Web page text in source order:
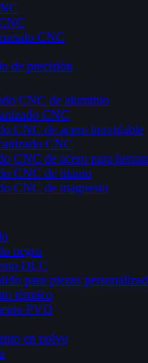
CNC
de precisión
CNC de aluminio
CNC
CNC de acero inoxidable
CNC
CNC de acero para
CNC de titanio
CNC de magnesio
negro
DLC
para piezas
térmico
PVD
en polvo